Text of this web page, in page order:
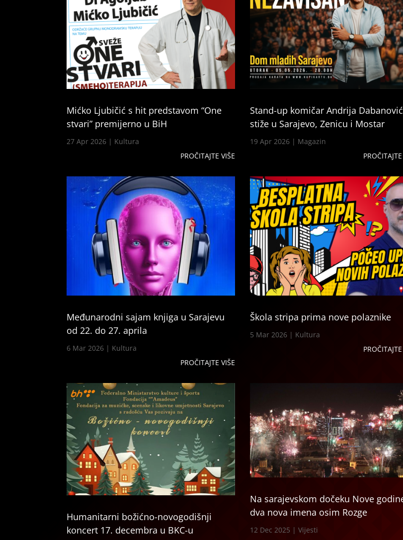
Mićko Ljubičić s hit predstavom “One
stvari” premijerno u BiH
27 Apr 2026 | Kultura
PROČITAJTE VIŠE
Stand-up komičar Andrija Dabanović
stiže u Sarajevo, Zenicu i Mostar
19 Apr 2026| Magazin
Međunarodni sajam knjiga u Sarajevu
od 22. do 27. aprila
6 Mar 2026 | Kultura
PROČITAJTE VIŠE
Škola stripa prima nove polaznike
5 Mar 2026| Kultura
Humanitarni božićno-novogodišnji
koncert 17. decembra u BKC-u
Na sarajevskom dočeku Nove
dva nova imena osim Rozge
12 Dec 2025 | Vijesti